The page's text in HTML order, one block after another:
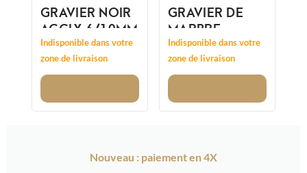
GRAVIER NOIR
AGGLY 6/10MM
Indisponible dans votre
zone de livraison
GRAVIER DE
MARBRE
CRISTAL
CONCASSÉ
8/12MM
Indisponible dans votre
zone de livraison
Nouveau : paiement en 4X